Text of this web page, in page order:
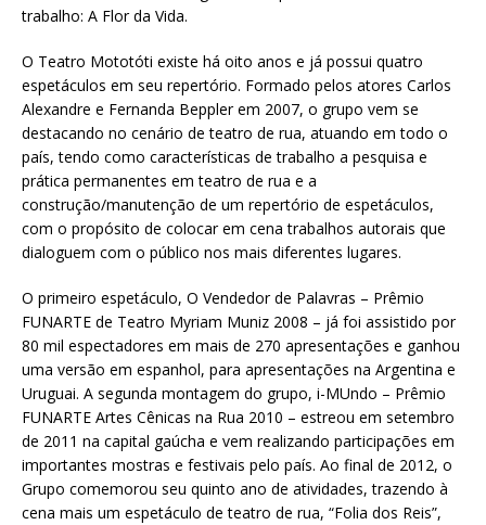
trabalho: A Flor da Vida.
O Teatro Mototóti existe há oito anos e já possui quatro
espetáculos em seu repertório. Formado pelos atores Carlos
Alexandre e Fernanda Beppler em 2007, o grupo vem se
destacando no cenário de teatro de rua, atuando em todo o
país, tendo como características de trabalho a pesquisa e
prática permanentes em teatro de rua e a
construção/manutenção de um repertório de espetáculos,
com o propósito de colocar em cena trabalhos autorais que
dialoguem com o público nos mais diferentes lugares.
O primeiro espetáculo, O Vendedor de Palavras – Prêmio
FUNARTE de Teatro Myriam Muniz 2008 – já foi assistido por
80 mil espectadores em mais de 270 apresentações e ganhou
uma versão em espanhol, para apresentações na Argentina e
Uruguai. A segunda montagem do grupo, i-MUndo – Prêmio
FUNARTE Artes Cênicas na Rua 2010 – estreou em setembro
de 2011 na capital gaúcha e vem realizando participações em
importantes mostras e festivais pelo país. Ao final de 2012, o
Grupo comemorou seu quinto ano de atividades, trazendo à
cena mais um espetáculo de teatro de rua, “Folia dos Reis”,